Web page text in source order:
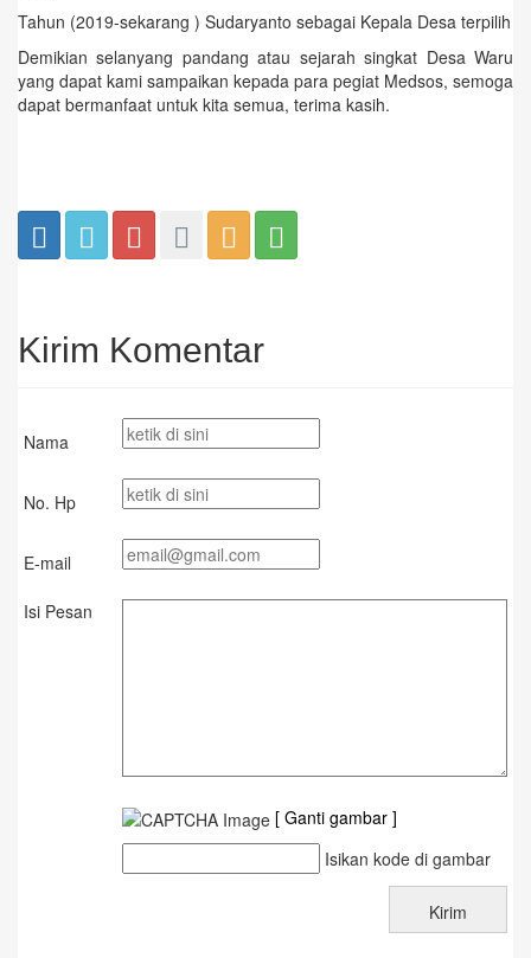
Tahun (2019-sekarang ) Sudaryanto sebagai Kepala Desa terpilih
Demikian selanyang pandang atau sejarah singkat Desa Waru
yang dapat kami sampaikan kepada para pegiat Medsos, semoga
dapat bermanfaat untuk kita semua, terima kasih.
Kirim Komentar
Nama
No. Hp
E-mail
Isi Pesan
[ Ganti gambar ]
Isikan kode di gambar